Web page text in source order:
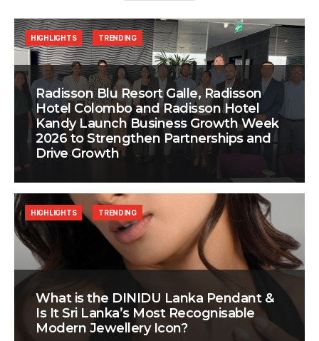
Radisson Blu Resort Galle, Radisson
Hotel Colombo and Radisson Hotel
Kandy Launch Business Growth Week
2026 to Strengthen Partnerships and
Drive Growth
HIGHLIGHTS TRENDING
What is the DINIDU Lanka Pendant &
Is It Sri Lanka’s Most Recognisable
Modern Jewellery Icon?
HIGHLIGHTS TRENDING